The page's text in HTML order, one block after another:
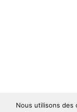
Nous utilisons des